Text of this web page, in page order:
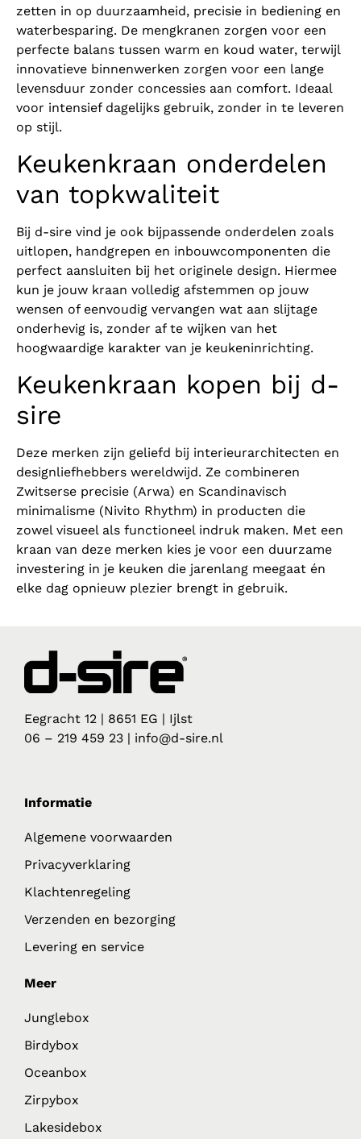
zetten in op duurzaamheid, precisie in bediening en
waterbesparing. De mengkranen zorgen voor een
perfecte balans tussen warm en koud water, terwijl
innovatieve binnenwerken zorgen voor een lange
levensduur zonder concessies aan comfort. Ideaal
voor intensief dagelijks gebruik, zonder in te leveren
op stijl.
Keukenkraan onderdelen
van topkwaliteit
Bij d-sire vind je ook bijpassende onderdelen zoals
uitlopen, handgrepen en inbouwcomponenten die
perfect aansluiten bij het originele design. Hiermee
kun je jouw kraan volledig afstemmen op jouw
wensen of eenvoudig vervangen wat aan slijtage
onderhevig is, zonder af te wijken van het
hoogwaardige karakter van je keukeninrichting.
Keukenkraan kopen bij d-
sire
Deze merken zijn geliefd bij interieurarchitecten en
designliefhebbers wereldwijd. Ze combineren
Zwitserse precisie (Arwa) en Scandinavisch
minimalisme (Nivito Rhythm) in producten die
zowel visueel als functioneel indruk maken. Met een
kraan van deze merken kies je voor een duurzame
investering in je keuken die jarenlang meegaat én
elke dag opnieuw plezier brengt in gebruik.
Eegracht 12 | 8651 EG | Ijlst
06 – 219 459 23 | info@d-sire.nl
Informatie
Algemene voorwaarden
Privacyverklaring
Klachtenregeling
Verzenden en bezorging
Levering en service
Meer
Junglebox
Birdybox
Oceanbox
Zirpybox
Lakesidebox